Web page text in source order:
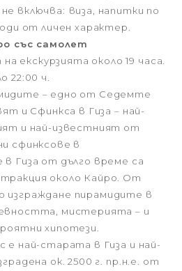
включва: виза, напитки по
от личен характер.
със самолет
екскурзията около 19 часа.
22:00 ч.
– едно от Седемте
и Сфинкса в Гиза – най-
и най-известният от
сфинксове в
Гиза от дълго време са
около Кайро. От
пирамидите в
мистерията – и
хипотези.
е най-старата в Гиза и най-
ок. 2500 г. пр.н.е. от